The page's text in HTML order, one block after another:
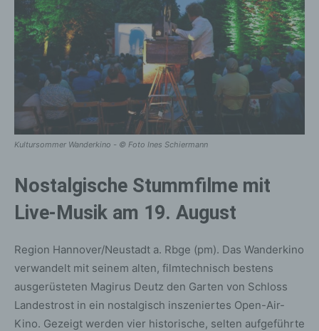
Kultursommer Wanderkino - © Foto Ines Schiermann
Nostalgische Stummfilme mit
Live-Musik am 19. August
Region Hannover/Neustadt a. Rbge (pm). Das Wanderkino
verwandelt mit seinem alten, filmtechnisch bestens
ausgerüsteten Magirus Deutz den Garten von Schloss
Landestrost in ein nostalgisch inszeniertes Open-Air-
Kino. Gezeigt werden vier historische, selten aufgeführte